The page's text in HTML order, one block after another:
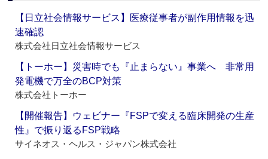
【日立社会情報サービス】医療従事者が副作用情報を迅
速確認
株式会社日立社会情報サービス
【トーホー】災害時でも『止まらない』事業へ 非常用
発電機で万全のBCP対策
株式会社トーホー
【開催報告】ウェビナー『FSPで変える臨床開発の生産
性』で振り返るFSP戦略
サイネオス・ヘルス・ジャパン株式会社